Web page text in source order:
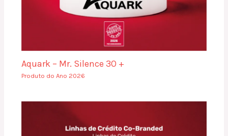
Aquark – Mr. Silence 30 +
Produto do Ano 2026